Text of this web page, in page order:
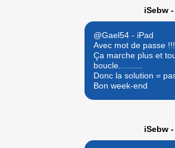
iSebw
@Gael54 - iPad
Avec mot de passe !!!
Ça marche plus et
boucle..........
Donc la solution =
Bon week-end
iSebw